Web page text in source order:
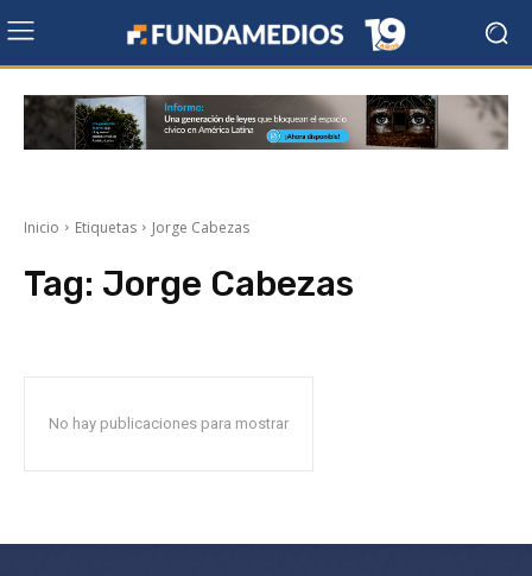
Inicio Etiquetas Jorge Cabezas
Tag: Jorge Cabezas
No hay publicaciones para mostrar